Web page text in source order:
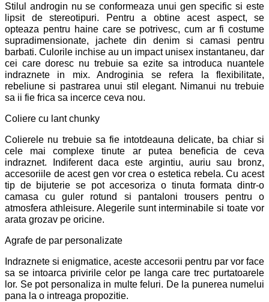
Stilul androgin nu se conformeaza unui gen specific si este
lipsit de stereotipuri. Pentru a obtine acest aspect, se
opteaza pentru haine care se potrivesc, cum ar fi costume
supradimensionate, jachete din denim si camasi pentru
barbati. Culorile inchise au un impact unisex instantaneu, dar
cei care doresc nu trebuie sa ezite sa introduca nuantele
indraznete in mix. Androginia se refera la flexibilitate,
rebeliune si pastrarea unui stil elegant. Nimanui nu trebuie
sa ii fie frica sa incerce ceva nou.
Coliere cu lant chunky
Colierele nu trebuie sa fie intotdeauna delicate, ba chiar si
cele mai complexe tinute ar putea beneficia de ceva
indraznet. Indiferent daca este argintiu, auriu sau bronz,
accesoriile de acest gen vor crea o estetica rebela. Cu acest
tip de bijuterie se pot accesoriza o tinuta formata dintr-o
camasa cu guler rotund si pantaloni trousers pentru o
atmosfera athleisure. Alegerile sunt interminabile si toate vor
arata grozav pe oricine.
Agrafe de par personalizate
Indraznete si enigmatice, aceste accesorii pentru par vor face
sa se intoarca privirile celor pe langa care trec purtatoarele
lor. Se pot personaliza in multe feluri. De la punerea numelui
pana la o intreaga propozitie.